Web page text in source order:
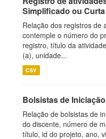
Simplificado ou
Relação dos registros de
contemple o número do
registro, título da
(a), unidade...
CSV
Bolsistas de
Relação de bolsistas de
do discente, número de
título, id do projeto, ano,